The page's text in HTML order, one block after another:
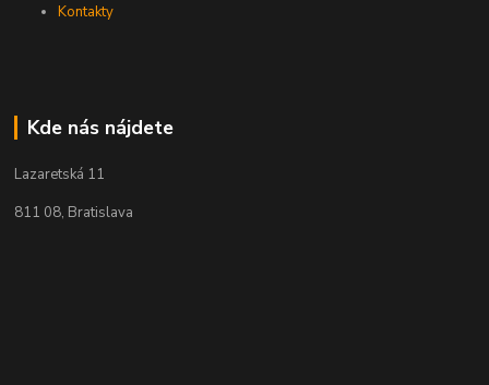
Kontakty
Kde nás nájdete
Lazaretská 11
811 08, Bratislava